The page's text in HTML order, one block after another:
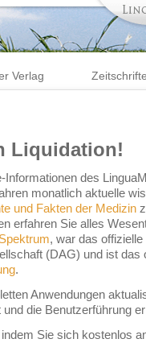
Verlag
Liquidation!
des
monatlich aktuelle
und Fakten der Medizin
erfahren Sie alles
, war das
(DAG) und ist das
.
Anwendungen
die Benutzerführung
Sie sich kostenlos